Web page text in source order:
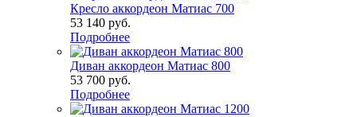
Кресло аккордеон Матиас 700
53 140 руб.
Подробнее
Диван аккордеон Матиас 800
53 700 руб.
Подробнее